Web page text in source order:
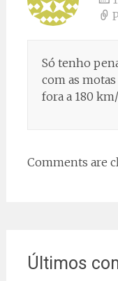
Só tenho
com as
fora a 180
Comments are
Últimos